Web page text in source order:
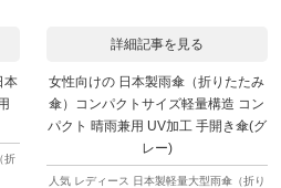
本
折
詳細記事を見る
女性向けの 日本製雨傘（折りたたみ
傘）コンパクトサイズ軽量構造 コン
パクト 晴雨兼用 UV加工 手開き傘(グ
レー)
人気 レディース 日本製軽量大型雨傘（折り